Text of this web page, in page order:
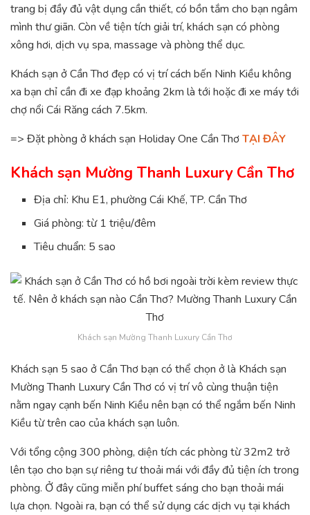
trang bị đầy đủ vật dụng cần thiết, có bồn tắm cho bạn ngâm
mình thư giãn. Còn về tiện tích giải trí, khách sạn có phòng
xông hơi, dịch vụ spa, massage và phòng thể dục.
Khách sạn ở Cần Thơ đẹp có vị trí cách bến Ninh Kiều không
xa bạn chỉ cần đi xe đạp khoảng 2km là tới hoặc đi xe máy tới
chợ nổi Cái Răng cách 7.5km.
=> Đặt phòng ở khách sạn Holiday One Cần ThơTẠI ĐÂY
Khách sạn Mường Thanh Luxury Cần Thơ
Địa chỉ: Khu E1, phường Cái Khế, TP. Cần Thơ
Giá phòng: từ 1 triệu/đêm
Tiêu chuẩn: 5 sao
Khách sạn Mường Thanh Luxury Cần Thơ
Khách sạn 5 sao ở Cần Thơ bạn có thể chọn ở là Khách sạn
Mường Thanh Luxury Cần Thơ có vị trí vô cùng thuận tiện
nằm ngay cạnh bến Ninh Kiều nên bạn có thể ngắm bến Ninh
Kiều từ trên cao của khách sạn luôn.
Với tổng cộng 300 phòng, diện tích các phòng từ 32m2 trở
lên tạo cho bạn sự riêng tư thoải mái với đầy đủ tiện ích trong
phòng. Ở đây cũng miễn phí buffet sáng cho bạn thoải mái
lựa chọn. Ngoài ra, bạn có thể sử dụng các dịch vụ tại khách